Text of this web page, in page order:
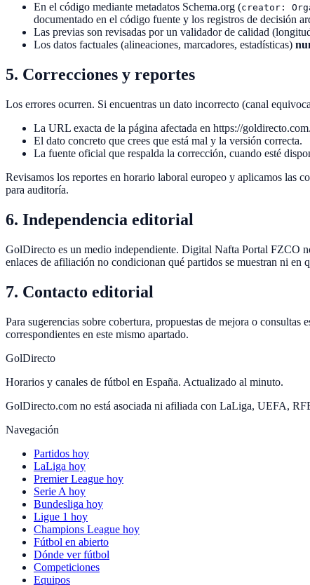
En el código mediante metadatos Schema.org (creator:
documentado en el código fuente y los registros de decisión
Las previas son revisadas por un validador de calidad
Los datos factuales (alineaciones, marcadores, estadísticas)
5. Correcciones y reportes
Los errores ocurren. Si encuentras un dato incorrecto (canal
La URL exacta de la página afectada en https://goldirecto.com.
El dato concreto que crees que está mal y la versión correcta.
La fuente oficial que respalda la corrección, cuando esté
Revisamos los reportes en horario laboral europeo y aplicamos las
para auditoría.
6. Independencia editorial
GolDirecto es un medio independiente. Digital Nafta Portal FZCO
enlaces de afiliación no condicionan qué partidos se muestran ni
7. Contacto editorial
Para sugerencias sobre cobertura, propuestas de mejora o consultas
correspondientes en este mismo apartado.
GolDirecto
Horarios y canales de fútbol en España. Actualizado al minuto.
GolDirecto.com no está asociada ni afiliada con LaLiga, UEFA,
Navegación
Partidos hoy
LaLiga hoy
Premier League hoy
Serie A hoy
Bundesliga hoy
Ligue 1 hoy
Champions League hoy
Fútbol en abierto
Dónde ver fútbol
Competiciones
Equipos